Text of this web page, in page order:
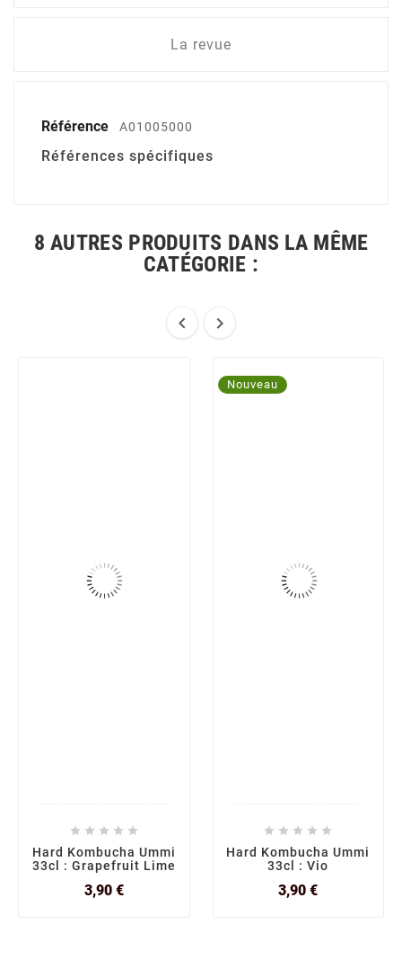
La revue
Référence A01005000
Références spécifiques
8 AUTRES PRODUITS DANS LA MÊME
CATÉGORIE :
 
    
Hard Kombucha Ummi
33cl : Grapefruit Lime
3,90 €Prix
Nouveau
    
Hard Kombucha Ummi
33cl : Vio
3,90 €Prix